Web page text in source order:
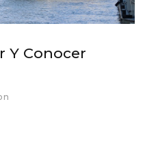
Y Conocer